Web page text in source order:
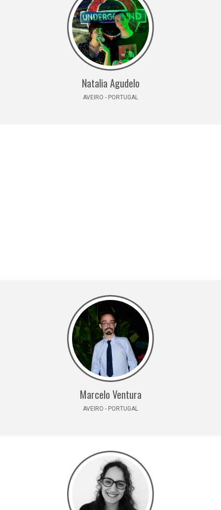
Natalia Agudelo
AVEIRO - PORTUGAL
Marcelo Ventura
AVEIRO - PORTUGAL